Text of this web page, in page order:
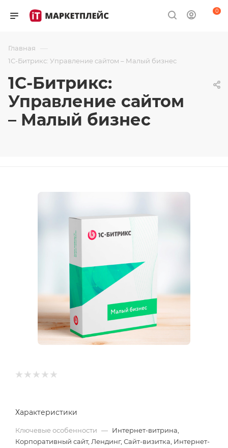
0
Главная —
1С-Битрикс: Управление сайтом – Малый бизнес
1С-Битрикс:
Управление сайтом
– Малый бизнес
Характеристики
Ключевые особенности — Интернет-витрина,
Корпоративный сайт, Лендинг, Сайт-визитка, Интернет-